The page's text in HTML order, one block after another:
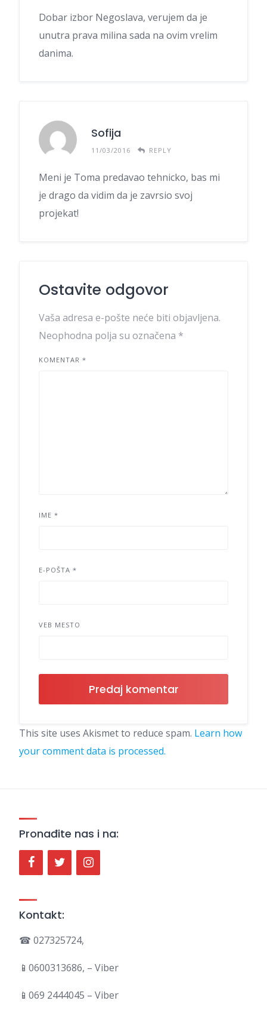
Dobar izbor Negoslava, verujem da je
unutra prava milina sada na ovim vrelim
danima.
Sofija
11/03/2016 REPLY
Meni je Toma predavao tehnicko, bas mi
je drago da vidim da je zavrsio svoj
projekat!
Ostavite odgovor
Vaša adresa e-pošte neće biti objavljena.
Neophodna polja su označena *
KOMENTAR *
IME *
E-POŠTA *
VEB MESTO
This site uses Akismet to reduce spam. Learn how
your comment data is processed.
Pronađite nas i na:
Kontakt:
☎ 027325724,
📱0600313686, – Viber
📱069 2444045 – Viber